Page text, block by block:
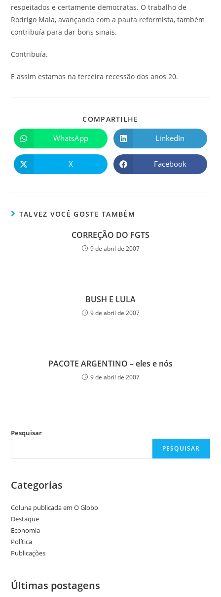
respeitados e certamente democratas. O trabalho de
Rodrigo Maia, avançando com a pauta reformista, também
contribuía para dar bons sinais.
Contribuía.
E assim estamos na terceira recessão dos anos 20.
COMPARTILHE
WhatsApp LinkedIn
X Facebook
TALVEZ VOCÊ GOSTE TAMBÉM
CORREÇÃO DO FGTS
9 de abril de 2007
BUSH E LULA
9 de abril de 2007
PACOTE ARGENTINO – eles e nós
9 de abril de 2007
Pesquisar
PESQUISAR
Categorias
Coluna publicada em O Globo
Destaque
Economia
Política
Publicações
Últimas postagens